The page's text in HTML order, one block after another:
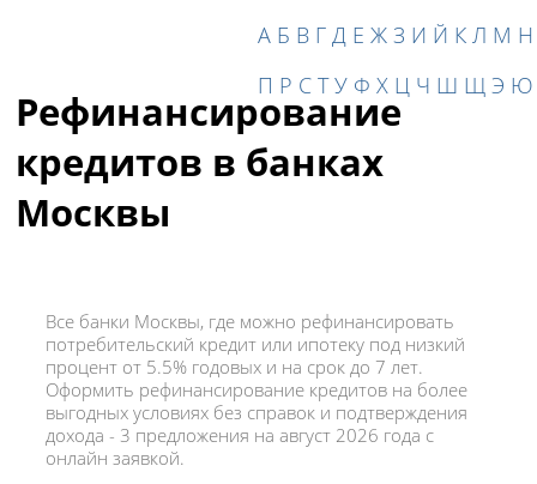
А Б В Г Д Е Ж З И Й К Л М Н
П Р С Т У Ф Х Ц Ч Ш Щ Э Ю
Рефинансирование
кредитов в банках
Москвы
Все банки Москвы, где можно рефинансировать
потребительский кредит или ипотеку под низкий
процент от 5.5% годовых и на срок до 7 лет.
Оформить рефинансирование кредитов на более
выгодных условиях без справок и подтверждения
дохода - 3 предложения на август 2026 года с
онлайн заявкой.